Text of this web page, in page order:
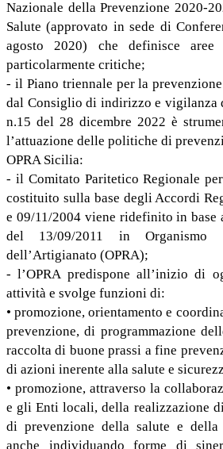
Nazionale della Prevenzione 2020-
Salute (approvato in sede di
agosto 2020) che definisce aree
particolarmente critiche;
- il Piano triennale per la
dal Consiglio di indirizzo e vigilanza
n.15 del 28 dicembre 2022 è
l’attuazione delle politiche di
OPRA Sicilia:
- il Comitato Paritetico Regionale
costituito sulla base degli Accordi
e 09/11/2004 viene ridefinito in base
del 13/09/2011 in Organismo
dell’Artigianato (OPRA);
- l’OPRA predispone all’inizio di
attività e svolge funzioni di:
• promozione, orientamento e
prevenzione, di programmazione
raccolta di buone prassi a fine
di azioni inerente alla salute e
• promozione, attraverso la
e gli Enti locali, della realizzazione
di prevenzione della salute e
anche individuando forme di